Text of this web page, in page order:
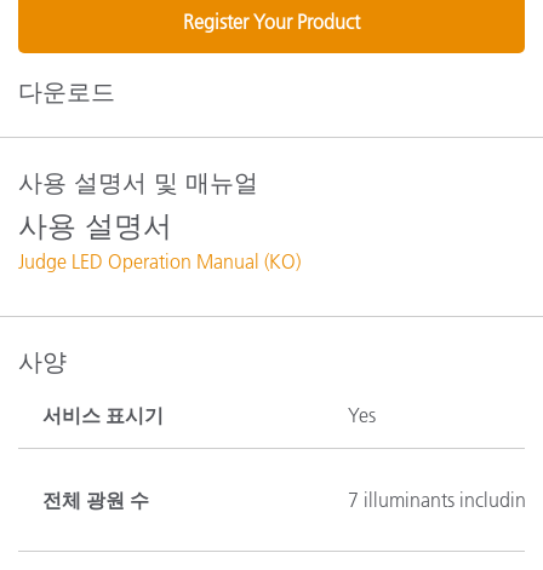
Register Your Product
다운로드
사용 설명서 및 매뉴얼
사용 설명서
Judge LED Operation Manual (KO)
사양
서비스 표시기 Yes
전체 광원 수 7 illuminants including